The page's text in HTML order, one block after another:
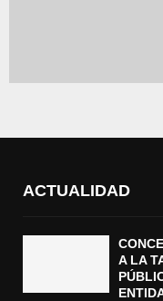
ACTUALIDAD
A LA